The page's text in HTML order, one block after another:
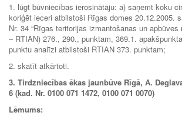
1. lūgt būvniecības ierosinātāju: a) saņemt koku
koriģēt ieceri atbilstoši Rīgas domes 20.12.2005.
Nr. 34 “Rīgas teritorijas izmantošanas un apbūves
– RTIAN) 276., 290., punktam, 369.1.
punktu analīzi atbilstoši RTIAN 373. punktam;
2. skatīt atkārtoti.
3. Tirdzniecības ēkas jaunbūve Rīgā, A.
6 (kad. Nr. 0100 071 1472, 0100 071 0070)
Lēmums: